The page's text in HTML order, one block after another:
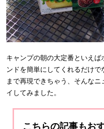
キャンプの朝の大定番といえ
ンドを簡単にしてくれるだけ
まで再現できちゃう、そんな
イしてみました。
こちらの記事もお